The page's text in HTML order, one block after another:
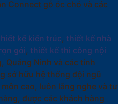
Connect gỗ óc chó và các
kế kiến trúc, thiết kế nhà
gói, thiết kế thi công nội
Quảng Ninh và các tỉnh
sở hữu hệ thống đội ngũ
cao, luôn lắng nghe và tư
được các khách hàng